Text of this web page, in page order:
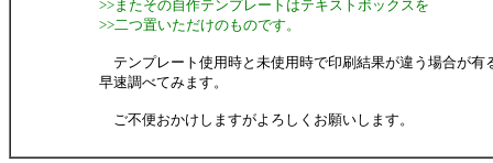
>>またその自作テンプレートはテキストボックスを
>>二つ置いただけのものです。
テンプレート使用時と未使用時で印刷結果が違う場合が有
早速調べてみます。
ご不便おかけしますがよろしくお願いします。